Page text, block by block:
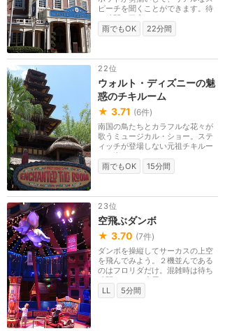
ピーチを聞くことができます。待
ち時間の目安は10...
雨でもOK
22分間
22位
ウォルト・ディズニーの魅
惑のチキルーム
★ 3.71 (6件)
南国の鳥たちとカラフルな花々が
歌うミュージカル・ショー。ステ
ィッチが登場しない元祖チキルー
ムを楽しめます。...
雨でもOK
15分間
23位
空飛ぶダンボ
★ 3.70 (7件)
ダンボを操縦してサーカスの上空
を飛んでみよう。２機並んである
のはフロリダだけ。混雑時は待ち
時間にテント小屋...
LL
5分間